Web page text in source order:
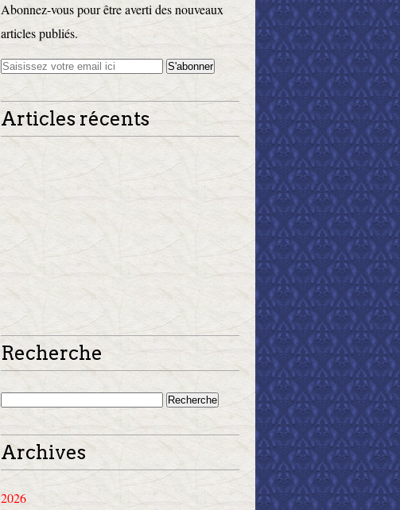
Abonnez-vous pour être averti des nouveaux
articles publiés.
Articles récents
Recherche
Archives
2026